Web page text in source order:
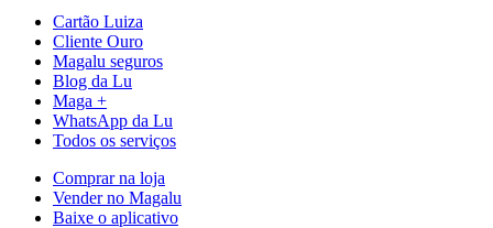
Cartão Luiza
Cliente Ouro
Magalu seguros
Blog da Lu
Maga +
WhatsApp da Lu
Todos os serviços
Comprar na loja
Vender no Magalu
Baixe o aplicativo